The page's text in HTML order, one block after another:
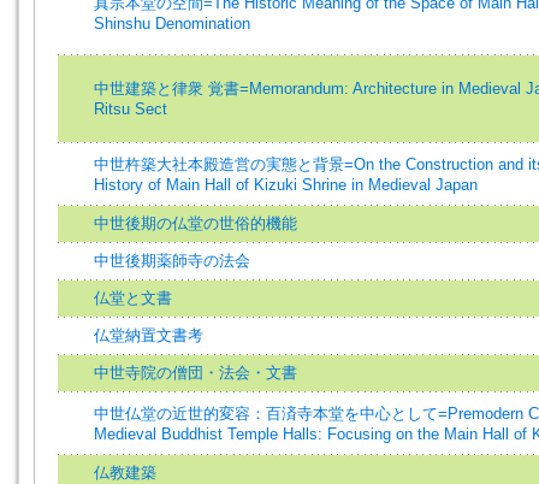
Shinshu Denomination
中世建築と律衆 覚書=Memorandum: Architecture in Medieval
Ritsu Sect
中世杵築大社本殿造営の実態と背景=On the Construction and
History of Main Hall of Kizuki Shrine in Medieval Japan
中世後期の仏堂の世俗的機能
中世後期薬師寺の法会
仏堂と文書
仏堂納置文書考
中世寺院の僧団・法会・文書
中世仏堂の近世的変容：百済寺本堂を中心として=Premodern
Medieval Buddhist Temple Halls: Focusing on the Main Hall of
仏教建築